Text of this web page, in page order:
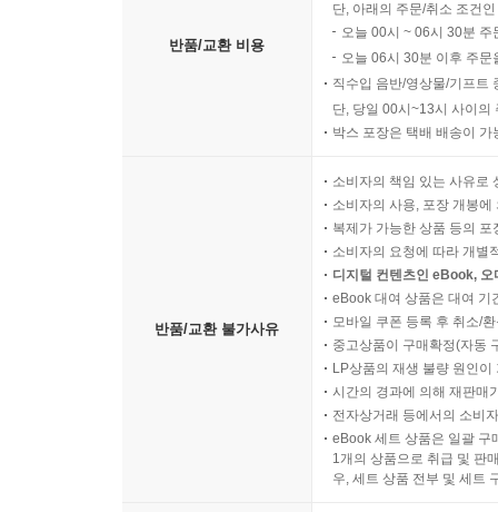
반품/교환 비용
단, 아래의 주문/취소 조건
오늘 00시 ~ 06시 30분
오늘 06시 30분 이후 주
직수입 음반/영상물/기프트
단, 당일 00시~13시 사이의
박스 포장은 택배 배송이
반품/교환 불가사유
소비자의 책임 있는 사유로
소비자의 사용, 포장 개봉
복제가 가능한 상품 등의
소비자의 요청에 따라 개별
디지털 컨텐츠인 eBook,
eBook 대여 상품은 대여 기
모바일 쿠폰 등록 후 취소/
중고상품이 구매확정(자동
LP상품의 재생 불량 원인
시간의 경과에 의해 재판매
전자상거래 등에서의 소비
eBook 세트 상품은 일괄 구
1개의 상품으로 취급 및 판
우, 세트 상품 전부 및 세트